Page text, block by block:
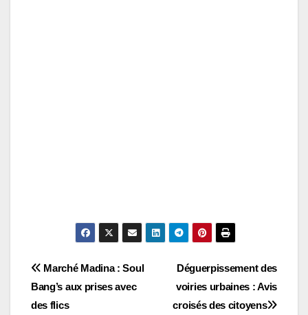
Navigation
de
Déguerpissement des
voiries urbaines : Avis
croisés des citoyens
Marché Madina : Soul
Bang’s aux prises avec
des flics